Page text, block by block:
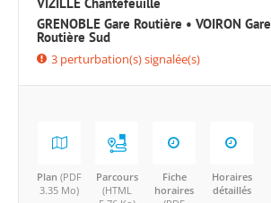
GRENOBLE Gare Routière • VOIRON Gare
Routière Sud
3 perturbation(s) signalée(s)
Plan (PDF
3.35 Mo)
Parcours
(HTML
Fiche
horaires
Horaires
détaillés